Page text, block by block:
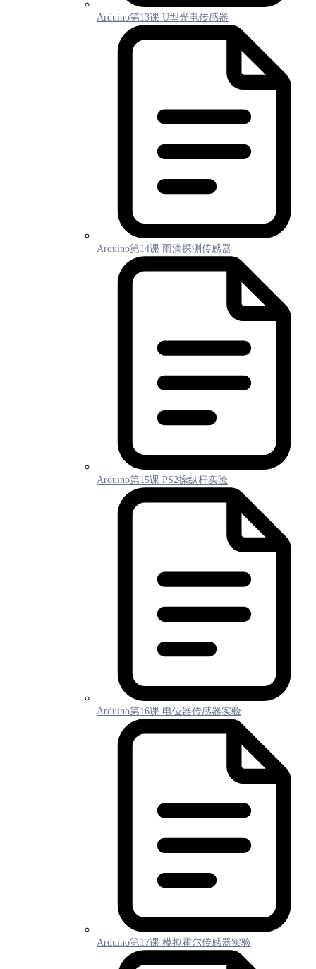
Arduino第13课 U型光电传感器
Arduino第14课 雨滴探测传感器
Arduino第15课 PS2操纵杆实验
Arduino第16课 电位器传感器实验
Arduino第17课 模拟霍尔传感器实验